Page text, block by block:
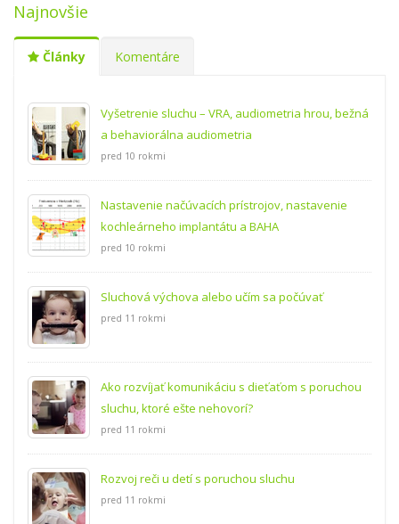
Najnovšie
Články Komentáre
Vyšetrenie sluchu – VRA, audiometria hrou, bežná
a behaviorálna audiometria
pred 10 rokmi
Nastavenie načúvacích prístrojov, nastavenie
kochleárneho implantátu a BAHA
pred 10 rokmi
Sluchová výchova alebo učím sa počúvať
pred 11 rokmi
Ako rozvíjať komunikáciu s dieťaťom s poruchou
sluchu, ktoré ešte nehovorí?
pred 11 rokmi
Rozvoj reči u detí s poruchou sluchu
pred 11 rokmi